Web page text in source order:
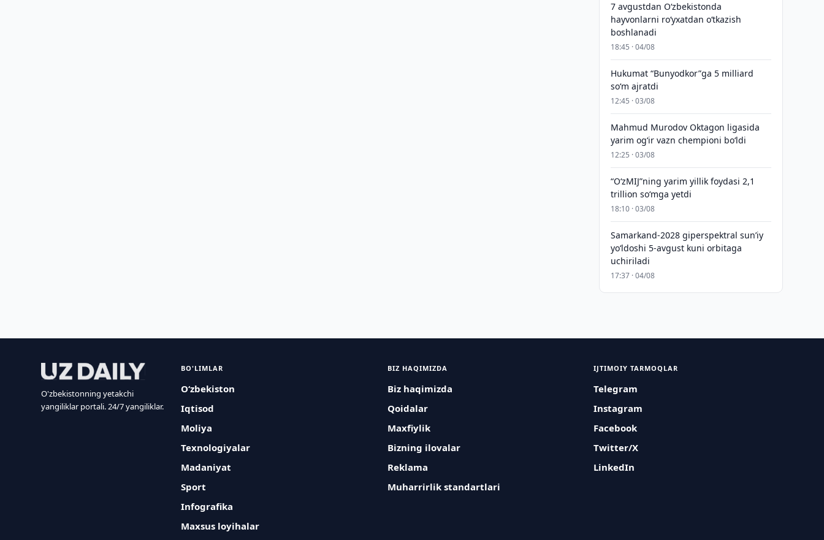
7 avgustdan O‘zbekistonda
hayvonlarni ro‘yxatdan o‘tkazish
boshlanadi
18:45 · 04/08
Hukumat “Bunyodkor”ga 5 milliard
so‘m ajratdi
12:45 · 03/08
Mahmud Murodov Oktagon ligasida
yarim og‘ir vazn chempioni bo‘ldi
12:25 · 03/08
“O‘zMIJ”ning yarim yillik foydasi 2,1
trillion so‘mga yetdi
18:10 · 03/08
Samarkand-2028 giperspektral sun’iy
yo‘ldoshi 5-avgust kuni orbitaga
uchiriladi
17:37 · 04/08
O'zbekistonning yetakchi
yangiliklar portali. 24/7 yangiliklar.
BO'LIMLAR
O‘zbekiston
Iqtisod
Moliya
Texnologiyalar
Madaniyat
Sport
Infografika
Maxsus loyihalar
BIZ HAQIMIZDA
Biz haqimizda
Qoidalar
Maxfiylik
Bizning ilovalar
Reklama
Muharrirlik standartlari
IJTIMOIY TARMOQLAR
Telegram
Instagram
Facebook
Twitter/X
LinkedIn